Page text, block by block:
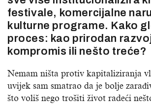
festivale, komercijalne
kulturne programe. Kako
proces: kao prirodan
kompromis ili nešto treće?
Nemam ništa protiv kapitaliziranja
uvijek sam smatrao da je bolje
što voliš nego trošiti život radeći